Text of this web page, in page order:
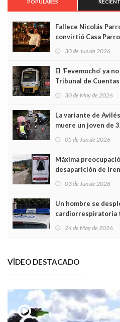
POPULARES
Fallece Nicolás
convirtió Casa
Asturias en Madrid
30 de Jun de 2026
El ‘Fevemocho’ ya
Tribunal de
sobrecoste de los
30 de May de 2026
La variante de
muere un joven de
frontal
05 de Jun de 2026
Máxima
desaparición de
03 de Jun de 2026
Un hombre se
cardiorrespiratoria
Local en Luanco
24 de May de 2026
VÍDEO DESTACADO